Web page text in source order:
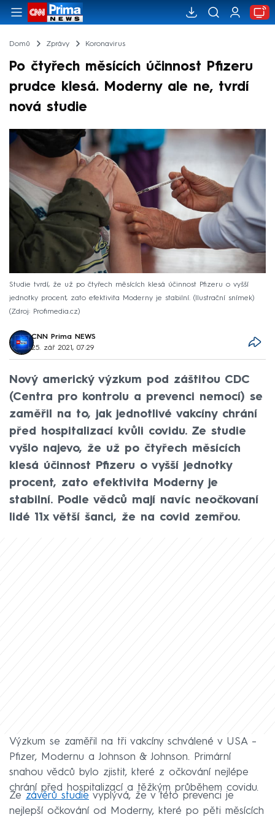
Domů Zprávy Koronavirus
Po čtyřech měsících účinnost Pfizeru
prudce klesá. Moderny ale ne, tvrdí
nová studie
Studie tvrdí, že už po čtyřech měsících klesá účinnost Pfizeru o vyšší
jednotky procent, zato efektivita Moderny je stabilní. (Ilustrační snímek)
Zdroj: Profimedia.cz
CNN Prima NEWS
25. zář 2021, 07:29
Nový americký výzkum pod záštitou CDC
(Centra pro kontrolu a prevenci nemocí) se
zaměřil na to, jak jednotlivé vakcíny chrání
před hospitalizací kvůli covidu. Ze studie
vyšlo najevo, že už po čtyřech měsících
klesá účinnost Pfizeru o vyšší jednotky
procent, zato efektivita Moderny je
stabilní. Podle vědců mají navíc neočkovaní
lidé 11x větší šanci, že na covid zemřou.
Výzkum se zaměřil na tři vakcíny schválené v USA –
Pfizer, Modernu a Johnson & Johnson. Primární
snahou vědců bylo zjistit, které z očkování nejlépe
chrání před hospitalizací a těžkým průběhem covidu.
Ze závěrů studie vyplývá, že v této prevenci je
nejlepší očkování od Moderny, které po pěti měsících